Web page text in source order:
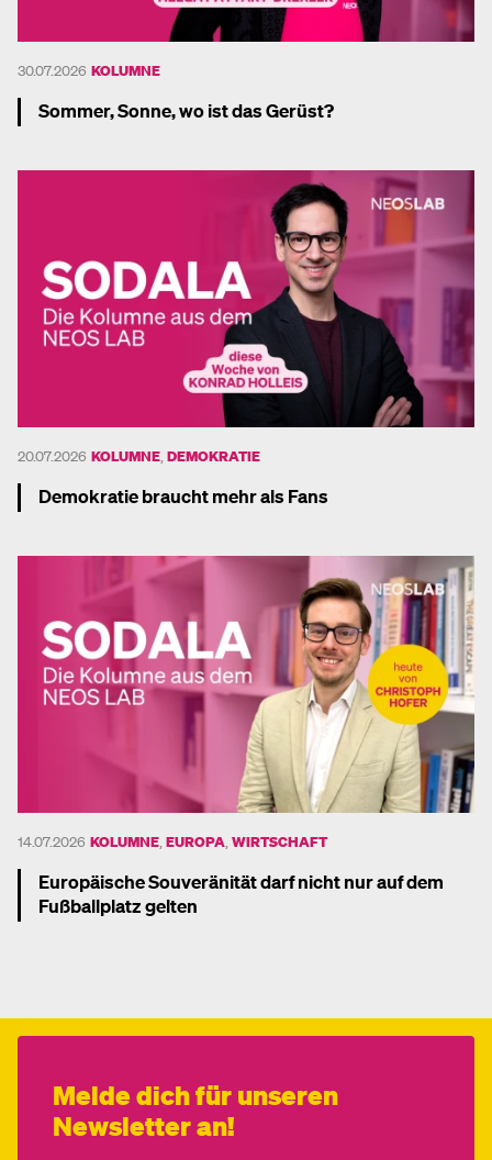
30.07.2026 KOLUMNE
Sommer, Sonne, wo ist das Gerüst?
20.07.2026 KOLUMNE DEMOKRATIE
Demokratie braucht mehr als Fans
14.07.2026 KOLUMNE EUROPA WIRTSCHAFT
Europäische Souveränität darf nicht nur auf dem
Fußballplatz gelten
Melde dich für unseren
Newsletter an!